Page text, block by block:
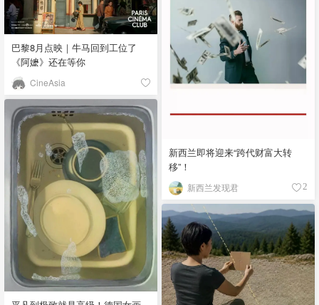
巴黎8月点映｜牛马回到工位了
《阿嬷》还在等你
CineAsia
新西兰即将迎来“跨代财富大转
移”！
新西兰发现君 2